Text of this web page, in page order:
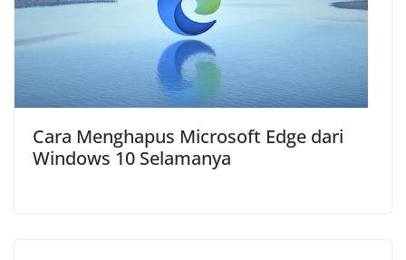
Cara Menghapus Microsoft Edge dari
Windows 10 Selamanya